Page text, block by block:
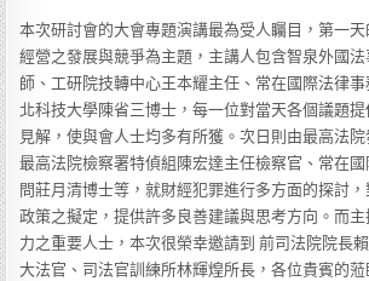
本次研討會的大會專題演講最為受人矚目，第一
經營之發展與競爭為主題，主講人包含智泉外國
師、工研院技轉中心王本耀主任、常在國際法律
北科技大學陳省三博士，每一位對當天各個議題
見解，使與會人士均多有所獲。次日則由最高法院
最高法院檢察署特偵組陳宏達主任檢察官、常在
問莊月清博士等，就財經犯罪進行多方面的探討
政策之擬定，提供許多良善建議與思考方向。而
力之重要人士，本次很榮幸邀請到 前司法院院長
大法官、司法官訓練所林輝煌所長，各位貴賓的